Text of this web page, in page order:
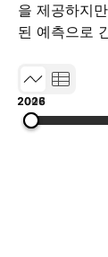
을 제공하지
된 예측으로
2008
2017
2026